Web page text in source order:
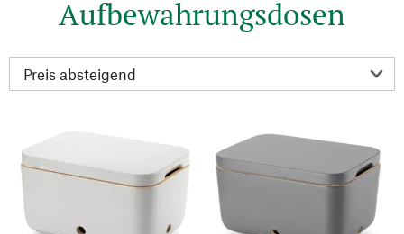
Aufbewahrungsdosen